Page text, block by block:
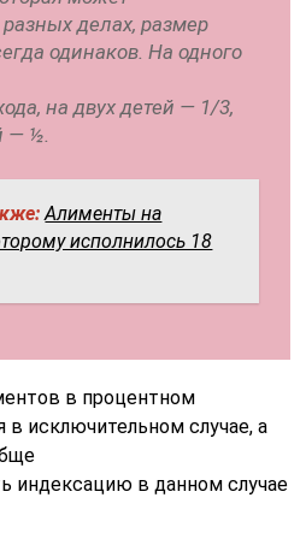
разных делах, размер
одинаков. На одного
на двух детей — 1/3,
— ½.
Алименты на
исполнилось 18
в процентном
исключительном случае, а
индексацию в данном случае